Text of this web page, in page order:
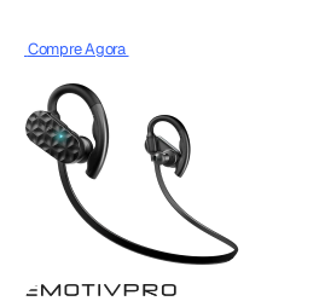
Compre Agora